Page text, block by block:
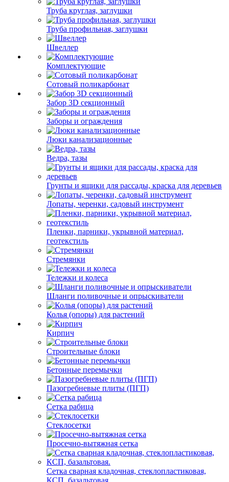
Труба круглая, заглушки
Труба профильная, заглушки
Швеллер
Комплектующие
Сотовый поликарбонат
Забор 3D секционный
Заборы и ограждения
Люки канализационные
Ведра, тазы
Грунты и ящики для рассады, краска для деревьев
Лопаты, черенки, садовый инструмент
Пленки, парники, укрывной материал,
геотекстиль
Стремянки
Тележки и колеса
Шланги поливочные и опрыскиватели
Колья (опоры) для растений
Кирпич
Строительные блоки
Бетонные перемычки
Пазогребневые плиты (ПГП)
Сетка рабица
Стеклосетки
Просечно-вытяжная сетка
Сетка сварная кладочная, стеклопластиковая,
КСП, базальтовая.